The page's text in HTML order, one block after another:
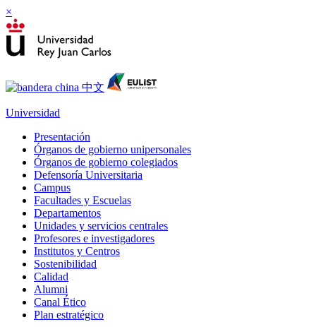
×
Universidad
Presentación
Órganos de gobierno unipersonales
Órganos de gobierno colegiados
Defensoría Universitaria
Campus
Facultades y Escuelas
Departamentos
Unidades y servicios centrales
Profesores e investigadores
Institutos y Centros
Sostenibilidad
Calidad
Alumni
Canal Ético
Plan estratégico